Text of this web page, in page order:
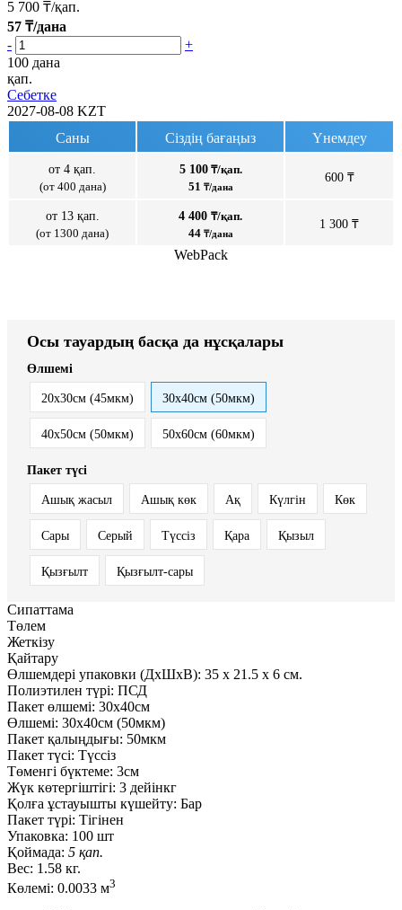
5 700 ₸/қап.
57 ₸/дана
-
+
100 дана
қап.
Себетке
2027-08-08 KZT
Саны
Сіздің бағаңыз Үнемдеу
от 4 қап.
(от 400 дана)
5 100₸/қап.
51 ₸/дана
600 ₸
от 13 қап.
(от 1300 дана)
4 400 ₸/қап.
44 ₸/дана
1 300 ₸
WebPack
Осы тауардың басқа да нұсқалары
Өлшемі
20x30см (45мкм) 30x40см (50мкм)
40x50см (50мкм) 50x60см (60мкм)
Пакет түсі
Ашық жасыл Ашық көк Ақ Күлгін Көк
Сары Серый Түссіз Қара Қызыл
Қызғылт Қызғылт-сары
Сипаттама
Төлем
Жеткізу
Қайтару
Өлшемдері упаковки (ДxШxВ): 35 x 21.5 x 6 см.
Полиэтилен түрі: ПСД
Пакет өлшемі: 30x40см
Өлшемі: 30x40см (50мкм)
Пакет қалыңдығы: 50мкм
Пакет түсі: Түссіз
Төменгі бүктеме: 3см
Жүк көтергіштігі: 3 дейінкг
Қолға ұстауышты күшейту: Бар
Пакет түрі: Тігінен
Упаковка: 100 шт
Қоймада: 5 қап.
Вес: 1.58 кг.
Көлемі: 0.0033 м3